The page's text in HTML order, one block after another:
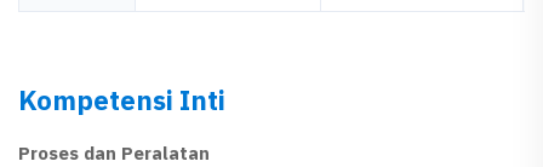
Kompetensi Inti
Proses dan Peralatan